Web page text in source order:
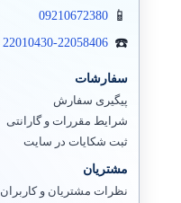
09210672380
22010430-22058406
سفارشات
پیگیری سفارش
شرایط مقررات و گارانتی
ثبت شکایات در سایت
مشتریان
نظرات مشتریان و کاربران